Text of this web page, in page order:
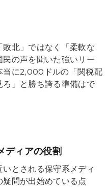
北」ではなく「柔軟な
の声を聞いた強いリー
当に2,000ドルの「関税配
」と勝ち誇る準備はで
ディアの役割
とされる保守系メディ
問が出始めている点